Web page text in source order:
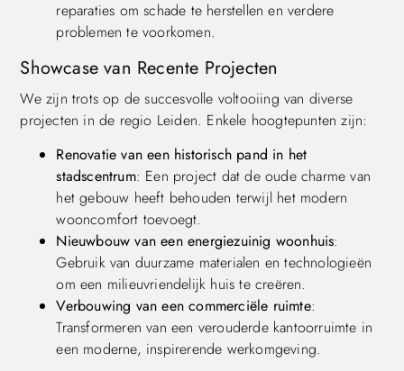
reparaties om schade te herstellen en verdere
problemen te voorkomen.
Showcase van Recente Projecten
We zijn trots op de succesvolle voltooiing van diverse
projecten in de regio Leiden. Enkele hoogtepunten zijn:
Renovatie van een historisch pand in het
stadscentrum: Een project dat de oude charme van
het gebouw heeft behouden terwijl het modern
wooncomfort toevoegt.
Nieuwbouw van een energiezuinig woonhuis:
Gebruik van duurzame materialen en technologieën
om een milieuvriendelijk huis te creëren.
Verbouwing van een commerciële ruimte:
Transformeren van een verouderde kantoorruimte in
een moderne, inspirerende werkomgeving.